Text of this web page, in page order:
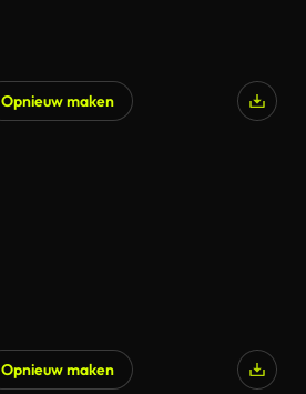
Opnieuw maken
Opnieuw maken